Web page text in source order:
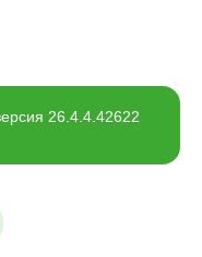
26.4.4.42622